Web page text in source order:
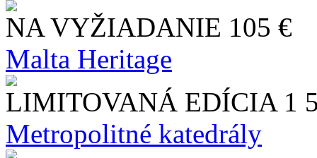
NA VYŽIADANIE 105 €
Malta Heritage
LIMITOVANÁ EDÍCIA 1
Metropolitné katedrály